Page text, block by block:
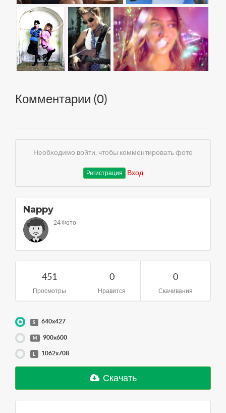
Комментарии (0)
Необходимо войти, чтобы комментировать фото
Регистрация Вход
Nappy
24 Фото
451
Просмотры
0
Нравится
0
Скачивания
S 640x427
M 900x600
L 1062x708
Скачать